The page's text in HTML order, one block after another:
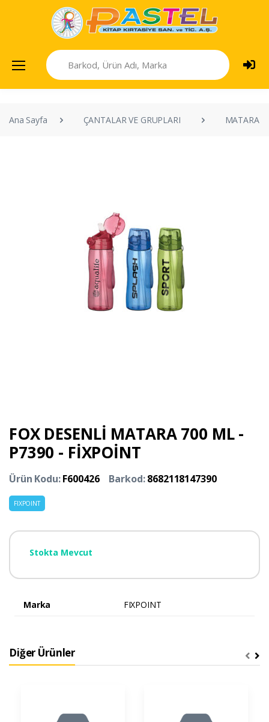
Ana Sayfa ÇANTALAR VE GRUPLARI
FOX DESENLİ MATARA 700 ML -
P7390 - FİXPOİNT
Ürün Kodu:F600426 Barkod:8682118147390
FIXPOINT
Stokta Mevcut
Marka FIXPOINT
Diğer Ürünler